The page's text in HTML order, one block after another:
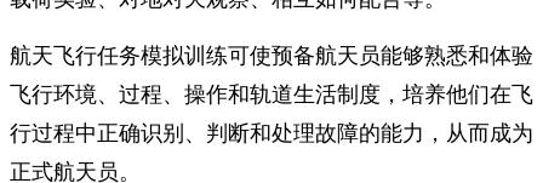
航天飞行任务模拟训练可使预备航天员能够熟悉和体验
飞行环境、过程、操作和轨道生活制度，培养他们在飞
行过程中正确识别、判断和处理故障的能力，从而成为
正式航天员。